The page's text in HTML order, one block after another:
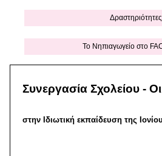
Δραστηριότητες
Το Νηπιαγωγείο στο
Συνεργασία Σχολείου -
στην Ιδιωτική εκπαίδευση της